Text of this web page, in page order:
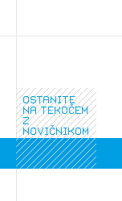
ostanite
na tekočem
z
novičnikom
NAPREJ